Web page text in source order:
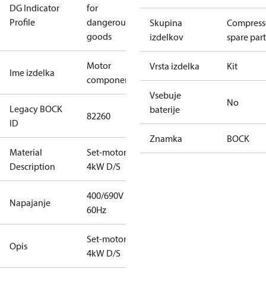
DG Indicator
Profile
for
dangerous
goods
Ime izdelka
Motor
component
Legacy BOCK
ID
82260
Material
Description
Set-motor
4kW D/S
Napajanje
400/690V
60Hz
Opis
Set-motor
4kW D/S
Skupina
izdelkov
spare
Vrsta izdelka Kit
Vsebuje
baterije
No
Znamka BOCK